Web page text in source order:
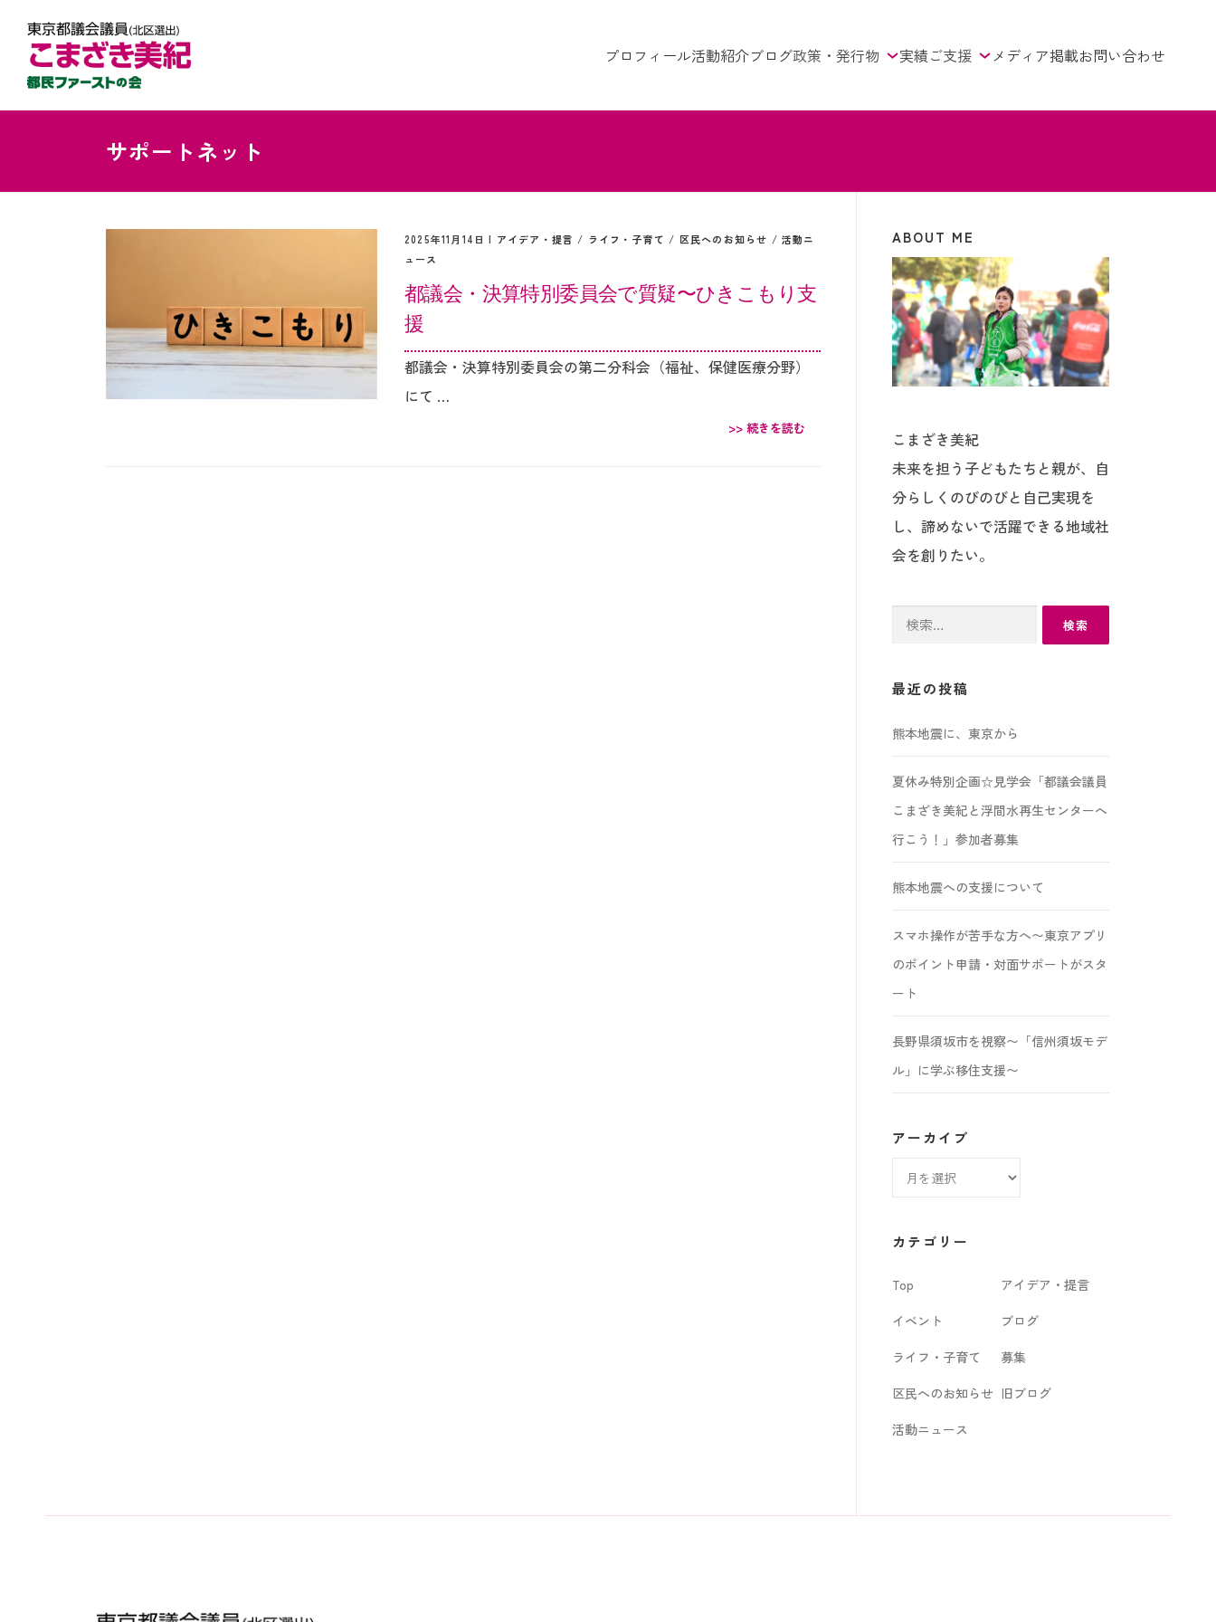
プロフィール活動紹介ブログ政策・発行物 実績ご支援 メディア掲載お問い合わせ
サポートネット
2025年11月14日 | アイデア・提言 / ライフ・子育て / 区民へのお知らせ /活動ニ
ュース
都議会・決算特別委員会で質疑〜ひきこもり支
援
都議会・決算特別委員会の第二分科会（福祉、保健医療分野）
にて …
>> 続きを読む
ABOUT ME
こまざき美紀
未来を担う子どもたちと親が、自
分らしくのびのびと自己実現を
し、諦めないで活躍できる地域社
会を創りたい。
最近の投稿
熊本地震に、東京から
夏休み特別企画☆見学会「都議会議員
こまざき美紀と浮間水再生センターへ
行こう！」参加者募集
熊本地震への支援について
スマホ操作が苦手な方へ〜東京アプリ
のポイント申請・対面サポートがスタ
ート
長野県須坂市を視察〜「信州須坂モデ
ル」に学ぶ移住支援〜
アーカイブ
ブ
カテゴリー
Top
アイデア・提言
イベント
ブログ
ライフ・子育て
募集
区民へのお知らせ 旧ブログ
活動ニュース